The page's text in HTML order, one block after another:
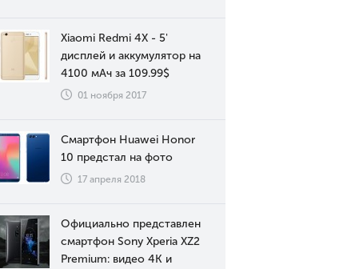
Xiaomi Redmi 4X - 5'
дисплей и аккумулятор на
4100 мАч за 109.99$
01 ноября 2017
Смартфон Huawei Honor
10 предстал на фото
17 апреля 2018
Официально представлен
смартфон Sony Xperia XZ2
Premium: видео 4К и